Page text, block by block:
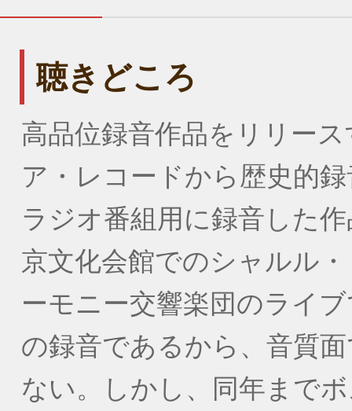
聴きどころ
高品位録音作品をリリー
ア・レコードから歴史的
ラジオ番組用に録音した
京文化会館でのシャルル
ーモニー交響楽団のライ
の録音であるから、音質
ない。しかし、同年まで